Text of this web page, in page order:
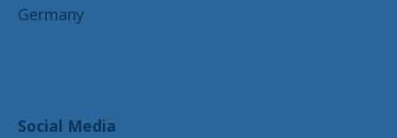
Germany
Social Media